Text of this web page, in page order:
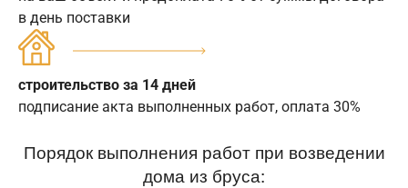
в день поставки
строительство за 14 дней
подписание акта выполненных работ, оплата 30%
Порядок выполнения работ при возведении
дома из бруса: